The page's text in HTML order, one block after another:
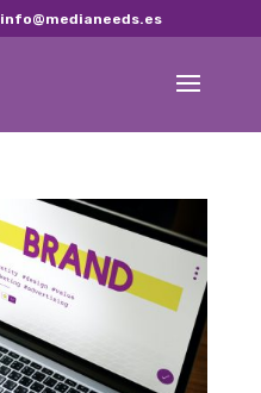
info@medianeeds.es